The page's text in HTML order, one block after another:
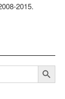
2015.
Search Button